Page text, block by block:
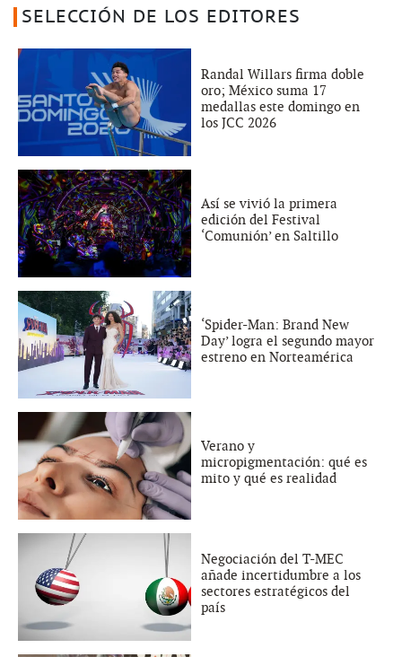
SELECCIÓN DE LOS EDITORES
Randal Willars firma doble
oro; México suma 17
medallas este domingo en
los JCC 2026
Así se vivió la primera
edición del Festival
‘Comunión’ en Saltillo
‘Spider-Man: Brand New
Day’ logra el segundo mayor
estreno en Norteamérica
Verano y
micropigmentación: qué es
mito y qué es realidad
Negociación del T-MEC
añade incertidumbre a los
sectores estratégicos del
país